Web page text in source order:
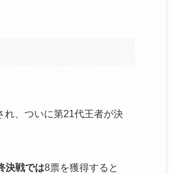
れ、ついに第21代王者が決
決戦では8票を獲得すると